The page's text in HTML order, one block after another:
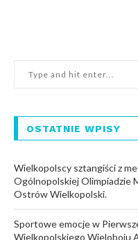
OSTATNIE WPISY
Wielkopolscy sztangiści z
Ogólnopolskiej Olimpiadzie
Ostrów Wielkopolski.
Sportowe emocje w
Wielkopolskiego Wieloboju